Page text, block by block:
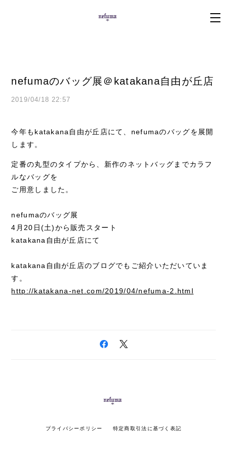
nefumaのバッグ展＠katakana自由が丘店
2019/04/18 22:57
今年もkatakana自由が丘店にて、nefumaのバッグを展開
します。
定番の丸型のタイプから、新作のネットバッグまでカラフ
ルなバッグを
ご用意しました。
nefumaのバッグ展
4月20日(土)から販売スタート
katakana自由が丘店にて
katakana自由が丘店のブログでもご紹介いただいていま
す。
http://katakana-net.com/2019/04/nefuma-2.html
プライバシーポリシー 特定商取引法に基づく表記